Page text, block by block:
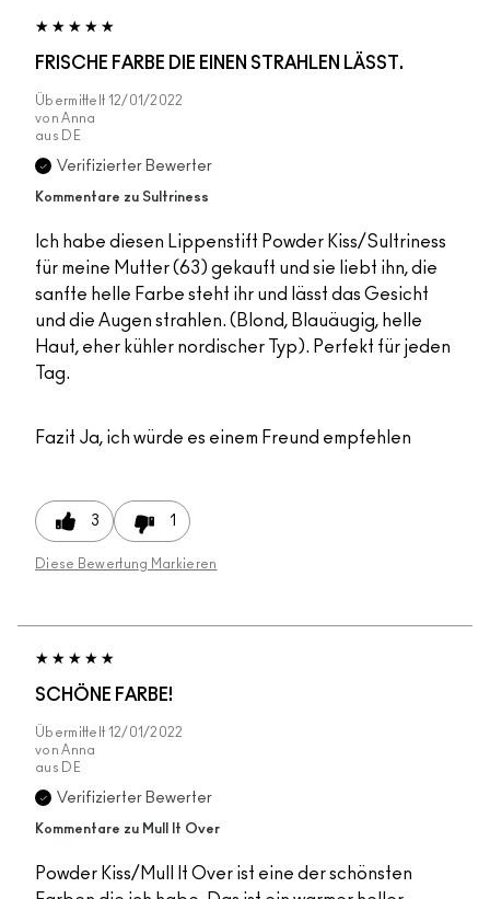
FRISCHE FARBE DIE EINEN STRAHLEN LÄSST.
Übermittelt 12/01/2022
von Anna
aus
DE
Verifizierter Bewerter
Kommentare zu Sultriness
Ich habe diesen Lippenstift Powder Kiss/Sultriness
für meine Mutter (63) gekauft und sie liebt ihn, die
sanfte helle Farbe steht ihr und lässt das Gesicht
und die Augen strahlen. (Blond, Blauäugig, helle
Haut, eher kühler nordischer Typ). Perfekt für jeden
Tag.
Fazit Ja, ich würde es einem Freund empfehlen
3 1
Diese Bewertung Markieren
SCHÖNE FARBE!
Übermittelt 12/01/2022
von Anna
aus
DE
Verifizierter Bewerter
Kommentare zu Mull It Over
Powder Kiss/Mull It Over ist eine der schönsten